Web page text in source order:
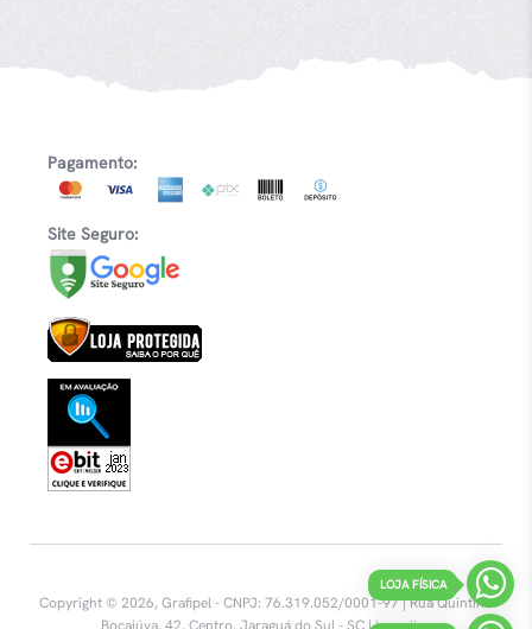
Pagamento:
Site Seguro:
Copyright © 2026, Grafipel - CNPJ: 76.319.052/0001-97 | Rua Quintino
Bocaiúva, 42, Centro. Jaraguá do Sul - SC |Inovalize
LOJA FÍSICA